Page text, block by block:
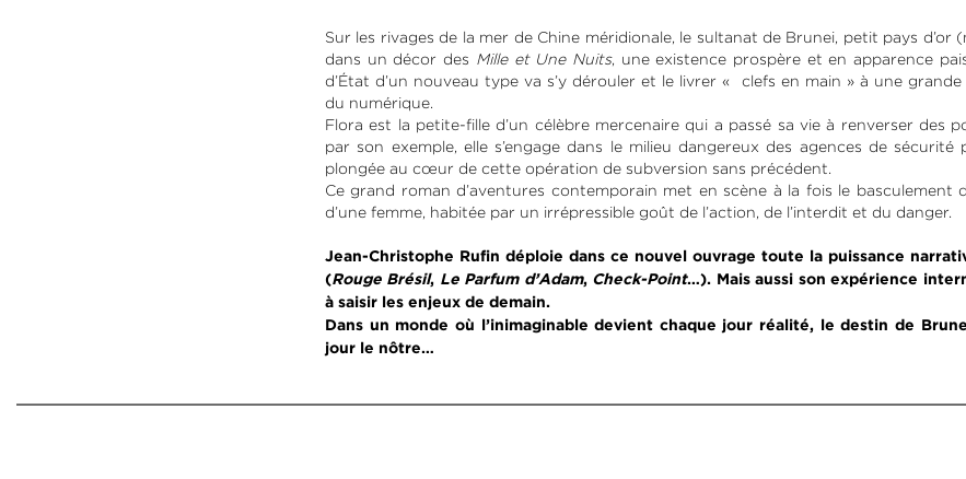
Sur les rivages de la mer de Chine méridionale, le sultanat de Brunei, petit pays d’or
dans un décor des Mille et Une Nuits, une existence prospère et en apparence
d’État d’un nouveau type va s’y dérouler et le livrer « clefs en main » à une
du numérique.
Flora est la petite-fille d’un célèbre mercenaire qui a passé sa vie à renverser des
par son exemple, elle s’engage dans le milieu dangereux des agences de sécurité
plongée au cœur de cette opération de subversion sans précédent.
Ce grand roman d’aventures contemporain met en scène à la fois le basculement
d’une femme, habitée par un irrépressible goût de l’action, de l’interdit et du danger.
Jean-Christophe Rufin déploie dans ce nouvel ouvrage toute la puissance
(Rouge Brésil, Le Parfum d’Adam, Check-Point…). Mais aussi son expérience
à saisir les enjeux de demain.
Dans un monde où l’inimaginable devient chaque jour réalité, le destin de
jour le nôtre…